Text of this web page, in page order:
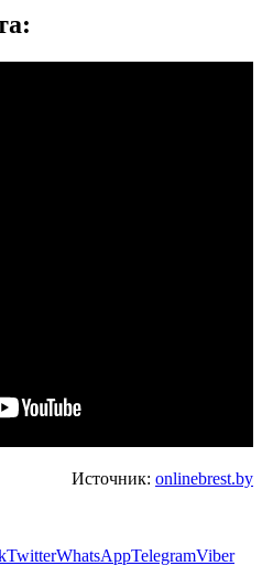
Источник: onlinebrest.by
TwitterWhatsAppTelegramViber